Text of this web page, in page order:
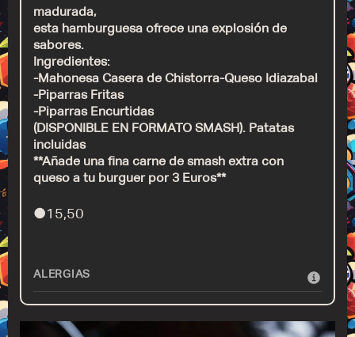
madurada,
esta hamburguesa ofrece una explosión de
sabores.
Ingredientes:
-Mahonesa Casera de Chistorra-Queso Idiazabal
-Piparras Fritas
-Piparras Encurtidas
(DISPONIBLE EN FORMATO SMASH). Patatas
incluidas
**Añade una fina carne de smash extra con
queso a tu burguer por 3 Euros**
●15,50
ALERGIAS